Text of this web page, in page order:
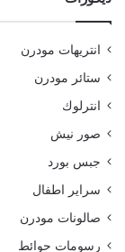
انتريهات مودرن
ستائر مودرن
انترلوك
صور نيش
جبس بورد
سراير اطفال
صالونات مودرن
رسومات حوائط